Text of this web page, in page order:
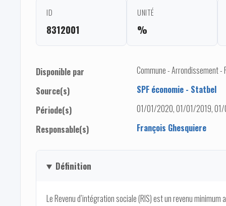
ID
8312001
UNITÉ
%
Disponible par
Commune - Arrondissement -
Source(s)
SPF économie - Statbel
Période(s)
01/01/2020, 01/01/2019,
Responsable(s)
François Ghesquiere
Définition
Le Revenu d’intégration sociale (RIS) est un revenu